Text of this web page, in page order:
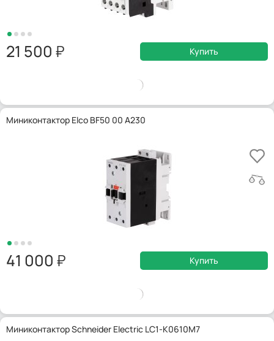
21 500 Купить
Миниконтактор Elco BF50 00 A230
41 000 Купить
Миниконтактор Schneider Electric LC1-K0610M7